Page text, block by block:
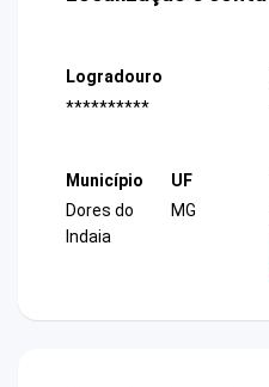
Logradouro
**********
Município
Dores do
Indaia
UF
MG